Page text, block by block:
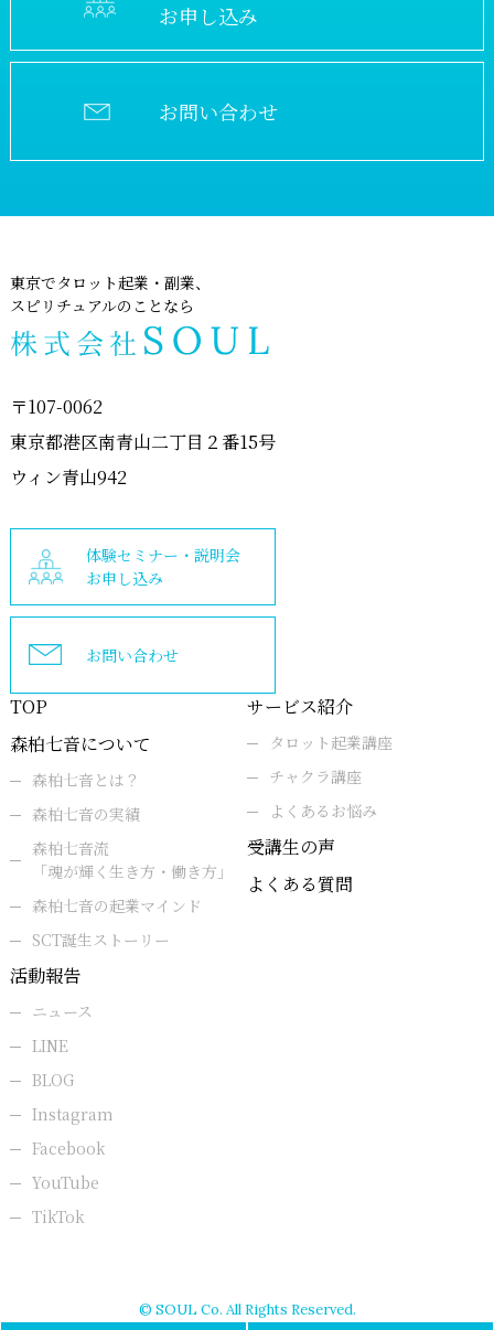
お申し込み
お問い合わせ
東京でタロット起業・副業、
スピリチュアルのことなら
〒107-0062
東京都港区南青山二丁目２番15号
ウィン青山942
体験セミナー・説明会
お申し込み
お問い合わせ
TOP
森柏七音について
森柏七音とは？
森柏七音の実績
森柏七音流
「魂が輝く生き方・働き方」
森柏七音の起業マインド
SCT誕生ストーリー
サービス紹介
タロット起業講座
チャクラ講座
よくあるお悩み
受講生の声
よくある質問
活動報告
ニュース
LINE
BLOG
Instagram
Facebook
YouTube
TikTok
© SOUL Co. All Rights Reserved.